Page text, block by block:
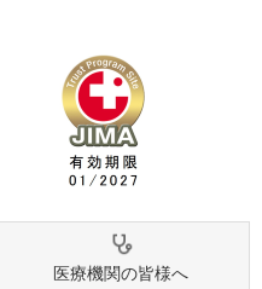
医療機関の皆様へ